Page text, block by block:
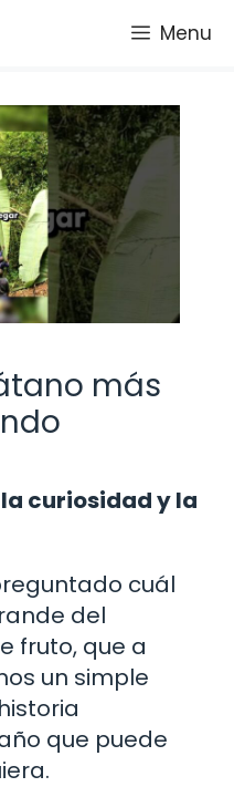
Menu
más
curiosidad y la
cuál
del
fruto, que a
un simple
que puede